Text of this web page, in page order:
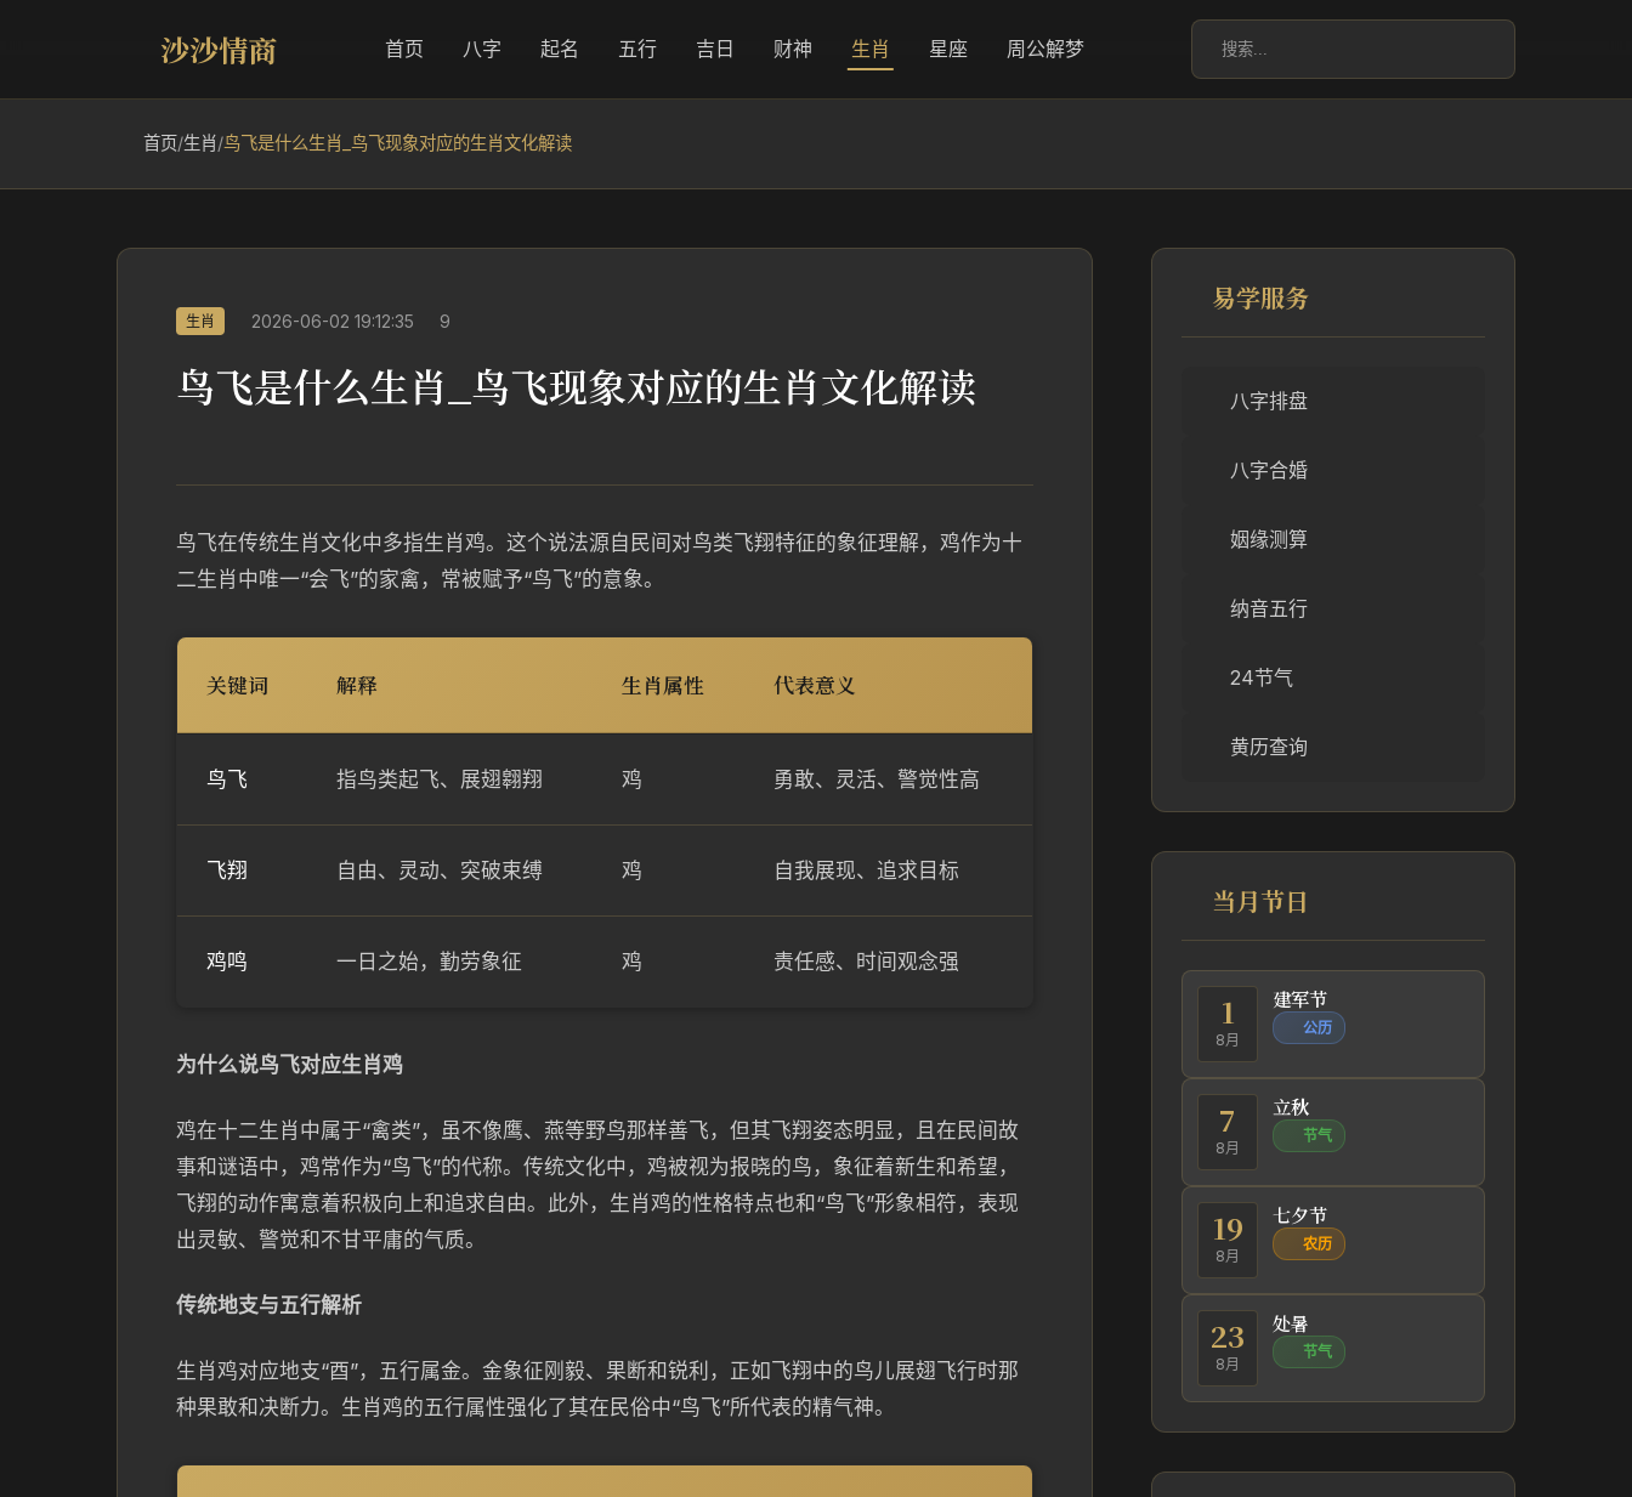
沙沙情商 首页 八字 起名 五行 吉日 财神 生肖 星座 周公解梦
首页/生肖/鸟飞是什么生肖_鸟飞现象对应的生肖文化解读
生肖 2026-06-02 19:12:35 9
鸟飞是什么生肖_鸟飞现象对应的生肖文化解读
鸟飞在传统生肖文化中多指生肖鸡。这个说法源自民间对鸟类飞翔特征的象征理解，鸡作为十
二生肖中唯一“会飞”的家禽，常被赋予“鸟飞”的意象。
关键词 解释 生肖属性 代表意义
鸟飞 指鸟类起飞、展翅翱翔 鸡 勇敢、灵活、警觉性高
飞翔 自由、灵动、突破束缚 鸡 自我展现、追求目标
鸡鸣 一日之始，勤劳象征 鸡 责任感、时间观念强
为什么说鸟飞对应生肖鸡
鸡在十二生肖中属于“禽类”，虽不像鹰、燕等野鸟那样善飞，但其飞翔姿态明显，且在民间故
事和谜语中，鸡常作为“鸟飞”的代称。传统文化中，鸡被视为报晓的鸟，象征着新生和希望，
飞翔的动作寓意着积极向上和追求自由。此外，生肖鸡的性格特点也和“鸟飞”形象相符，表现
出灵敏、警觉和不甘平庸的气质。
传统地支与五行解析
生肖鸡对应地支“酉”，五行属金。金象征刚毅、果断和锐利，正如飞翔中的鸟儿展翅飞行时那
种果敢和决断力。生肖鸡的五行属性强化了其在民俗中“鸟飞”所代表的精气神。
易学服务
八字排盘
八字合婚
姻缘测算
纳音五行
24节气
黄历查询
当月节日
1
8月
建军节
公历
7
8月
立秋
节气
19
8月
七夕节
农历
23
8月
处暑
节气